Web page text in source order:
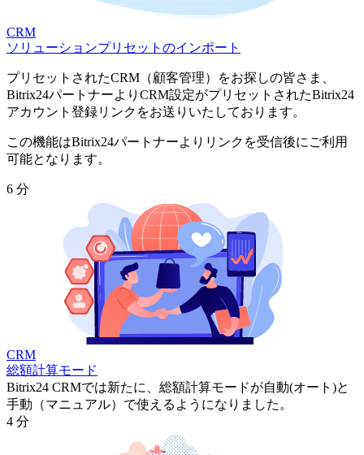
CRM
ソリューションプリセットのインポート
プリセットされたCRM（顧客管理）をお探しの皆さま、
Bitrix24パートナーよりCRM設定がプリセットされたBitrix24
アカウント登録リンクをお送りいたしております。
この機能はBitrix24パートナーよりリンクを受信後にご利用
可能となります。
6 分
CRM
総額計算モード
Bitrix24 CRMでは新たに、総額計算モードが自動(オート)と
手動（マニュアル）で使えるようになりました。
4 分